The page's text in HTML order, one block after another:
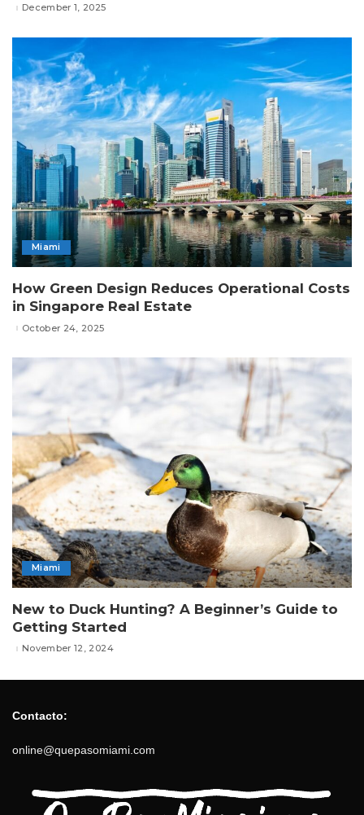
December 1, 2025
Miami
How Green Design Reduces Operational Costs
in Singapore Real Estate
October 24, 2025
Miami
New to Duck Hunting? A Beginner’s Guide to
Getting Started
November 12, 2024
Contacto:
online@quepasomiami.com